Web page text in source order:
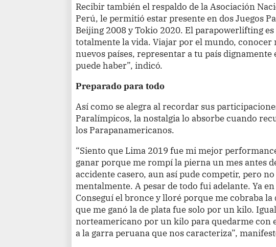
Recibir también el respaldo de la Asociación
Perú, le permitió estar presente en dos Juegos
Beijing 2008 y Tokio 2020. El parapowerlifting
totalmente la vida. Viajar por el mundo, conocer
nuevos países, representar a tu país dignamente
puede haber”, indicó.
Preparado para todo
Así como se alegra al recordar sus
Paralímpicos, la nostalgia lo absorbe cuando
los Parapanamericanos.
“Siento que Lima 2019 fue mi mejor
ganar porque me rompí la pierna un mes antes
accidente casero, aun así pude competir, pero no
mentalmente. A pesar de todo fui adelante. Ya
Conseguí el bronce y lloré porque me cobraba la
que me ganó la de plata fue solo por un kilo.
norteamericano por un kilo para quedarme con
a la garra peruana que nos caracteriza”,